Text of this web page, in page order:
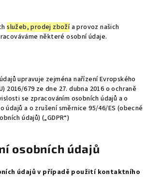
služeb, prodej zbožía provoz našich
některé osobní údaje.
upravuje zejména nařízení Evropského
2016/679 ze dne 27. dubna 2016 o ochraně
se zpracováním osobních údajů a o
údajů a o zrušení směrnice 95/46/ES (obecné
údajů) („GDPR“)
osobních údajů
údajů v případě použití kontaktního